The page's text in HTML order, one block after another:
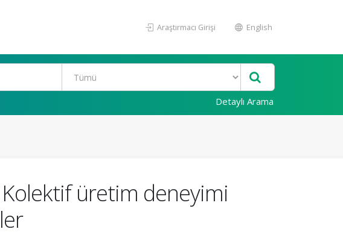
Araştırmacı Girişi English
Detaylı Arama
üretim deneyimi